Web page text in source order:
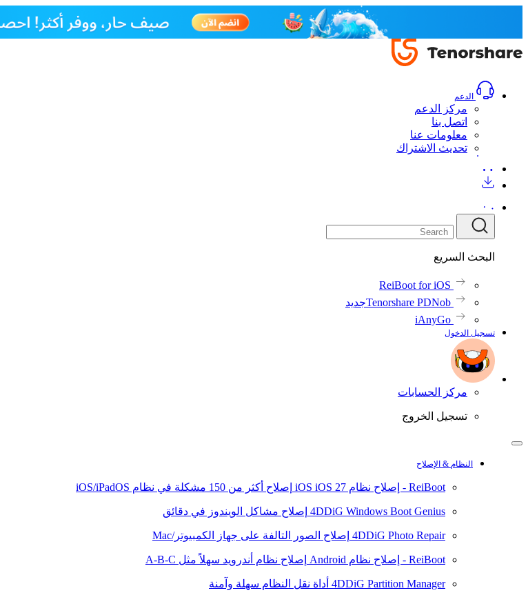
الدعم
مركز الدعم
اتصل بنا
معلومات عنا
تحديث الاشتراك
البحث السريع
ReiBoot for iOS
Tenorshare PDNobجديد
iAnyGo
تسجيل الدخول
مركز الحسابات
تسجيل الخروج
النظام & الإصلاح
ReiBoot - إصلاح نظام iOS iOS 27 إصلاح أكثر من 150 مشكلة في نظام iOS/iPadOS
4DDiG Windows Boot Genius إصلاح مشاكل الويندوز في دقائق
4DDiG Photo Repair إصلاح الصور التالفة على جهاز الكمبيوتر/Mac
ReiBoot - إصلاح نظام Android إصلاح نظام أندرويد سهلاً مثل A-B-C
4DDiG Partition Manager أداة نقل النظام سهلة وآمنة